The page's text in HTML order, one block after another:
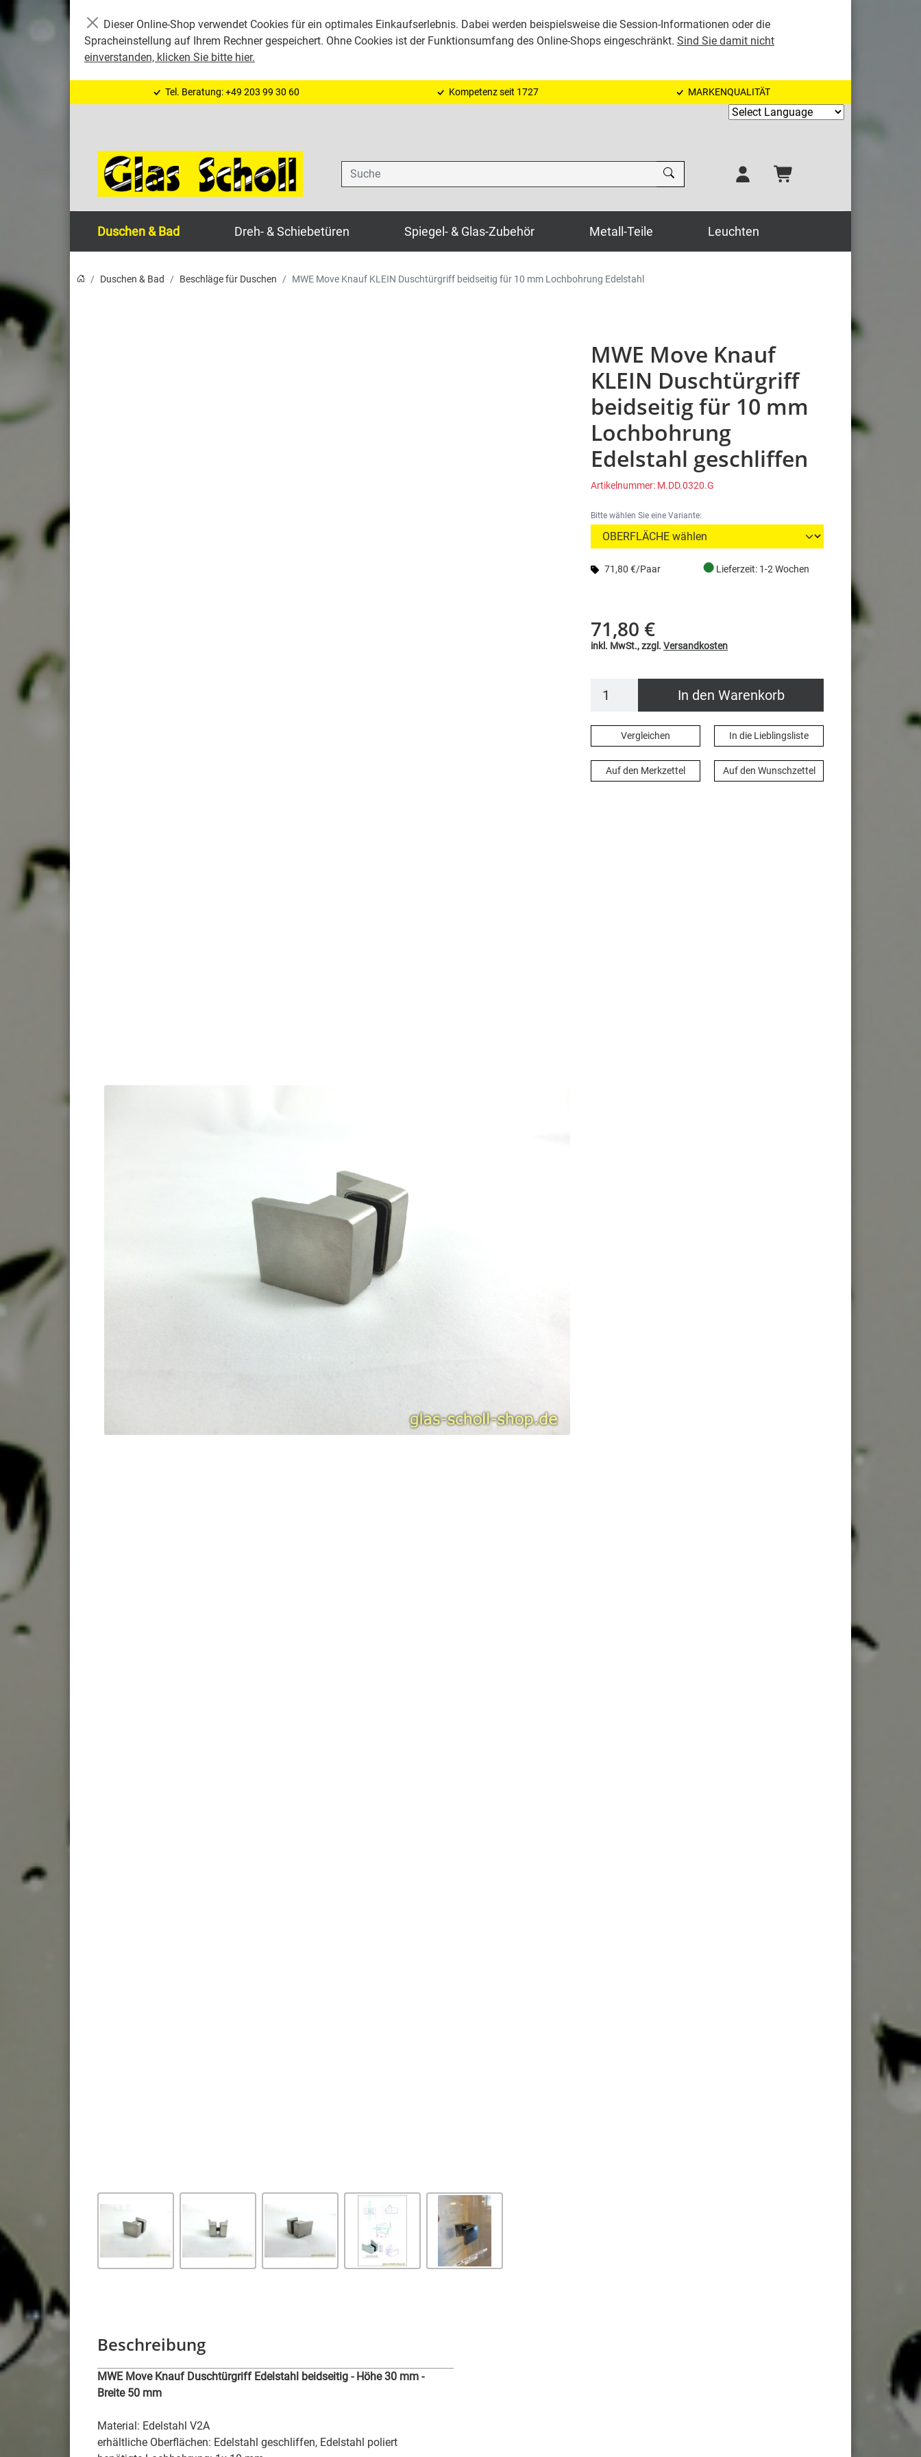
Schließen
Dieser Online-Shop verwendet Cookies für ein optimales Einkaufserlebnis. Dabei werden beispielsweise die Session-Informationen oder die
Spracheinstellung auf Ihrem Rechner gespeichert. Ohne Cookies ist der Funktionsumfang des Online-Shops eingeschränkt. Sind Sie damit nicht
einverstanden, klicken Sie bitte hier.
Tel. Beratung: +49 203 99 30 60 Kompetenz seit 1727 MARKENQUALITÄT
Suche
Duschen & Bad Dreh- & Schiebetüren Spiegel- & Glas-Zubehör Metall-Teile Leuchten
Duschen & Bad Beschläge für Duschen MWE Move Knauf KLEIN Duschtürgriff beidseitig für 10 mm Lochbohrung Edelstahl
MWE Move Knauf
KLEIN Duschtürgriff
beidseitig für 10 mm
Lochbohrung
Edelstahl geschliffen
Artikelnummer: M.DD.0320.G
Bitte wählen Sie eine Variante:
71,80 €/Paar ● Lieferzeit: 1-2 Wochen
71,80 €
inkl. MwSt., zzgl. Versandkosten
In den Warenkorb
Vergleichen In die Lieblingsliste
Auf den Merkzettel Auf den Wunschzettel
Beschreibung
MWE Move Knauf Duschtürgriff Edelstahl beidseitig - Höhe 30 mm -
Breite 50 mm
Material: Edelstahl V2A
erhältliche Oberflächen: Edelstahl geschliffen, Edelstahl poliert